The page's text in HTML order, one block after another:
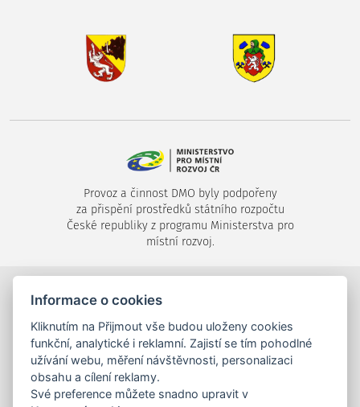
Provoz a činnost DMO byly podpořeny
za přispění prostředků státního rozpočtu
České republiky z programu Ministerstva pro
místní rozvoj.
©2024-2026Destinační společnost Píseckem, s.r.o.
Velké náměstí 1/24, 397 01 Písek,
tel.: +420 725 053 144,info (zavináč) piseckem.cz
Informace o cookies
Kliknutím na Přijmout vše budou uloženy cookies
funkční, analytické i reklamní. Zajistí se tím pohodlné
užívání webu, měření návštěvnosti, personalizaci
obsahu a cílení reklamy.
Své preference můžete snadno upravit v